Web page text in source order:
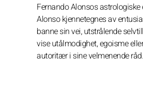
Fernando Alonsos
Alonso kjennetegnes av
banne sin vei, utstrålende
vise utålmodighet, egoisme
autoritær i sine velmenende råd.